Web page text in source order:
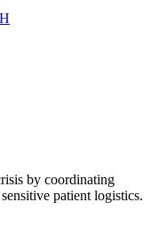
by coordinating
patient logistics.